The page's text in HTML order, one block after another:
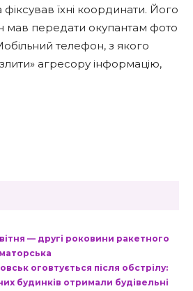
фіксував їхні координати. Його
мав передати окупантам фото
телефон, з якого
агресору інформацію,
— другі роковини ракетного
оговтується після обстрілу:
будинків отримали будівельні